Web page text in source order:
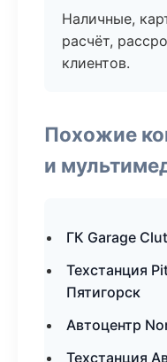
Наличные,
расчёт,
клиентов.
Похожие
и
ГК Garage
Техстанция
Пятигорск
Автоцентр
Техстанция